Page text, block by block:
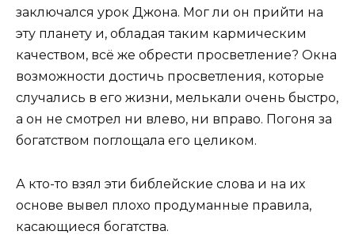
заключался урок Джона. Мог ли он прийти на
эту планету и, обладая таким кармическим
качеством, всё же обрести просветление? Окна
возможности достичь просветления, которые
случались в его жизни, мелькали очень быстро,
а он не смотрел ни влево, ни вправо. Погоня за
богатством поглощала его целиком.
А кто-то взял эти библейские слова и на их
основе вывел плохо продуманные правила,
касающиеся богатства.